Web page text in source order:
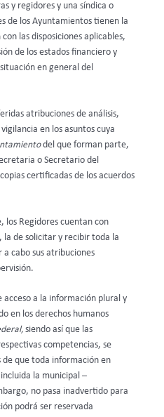
y regidores y una síndica o
de los Ayuntamientos tienen la
las disposiciones aplicables,
de los estados financiero y
en general del
atribuciones de análisis,
en los asuntos cuya
del que forman parte,
o Secretario del
certificadas de los acuerdos
los Regidores cuentan con
la de solicitar y recibir toda la
cabo sus atribuciones
a la información plural y
en los derechos humanos
siendo así que las
competencias, se
de que toda información en
la municipal –
no pasa inadvertido para
podrá ser reservada